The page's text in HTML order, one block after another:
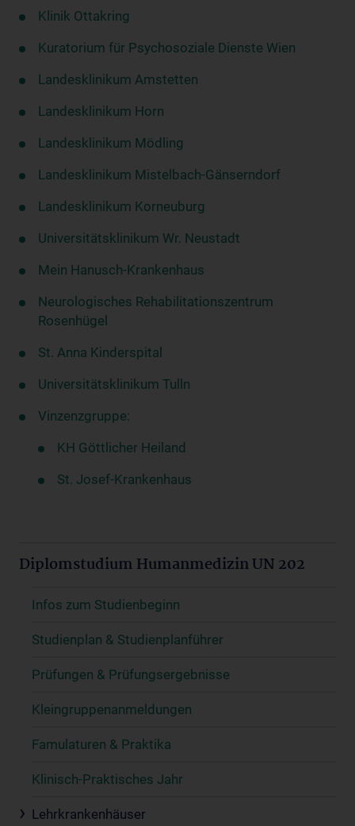
Klinik Ottakring
Kuratorium für Psychosoziale Dienste Wien
Landesklinikum Amstetten
Landesklinikum Horn
Landesklinikum Mödling
Landesklinikum Mistelbach-Gänserndorf
Landesklinikum Korneuburg
Universitätsklinikum Wr. Neustadt
Mein Hanusch-Krankenhaus
Neurologisches Rehabilitationszentrum
Rosenhügel
St. Anna Kinderspital
Universitätsklinikum Tulln
Vinzenzgruppe:
KH Göttlicher Heiland
St. Josef-Krankenhaus
Diplomstudium Humanmedizin UN 202
Infos zum Studienbeginn
Studienplan & Studienplanführer
Prüfungen & Prüfungsergebnisse
Kleingruppenanmeldungen
Famulaturen & Praktika
Klinisch-Praktisches Jahr
Lehrkrankenhäuser